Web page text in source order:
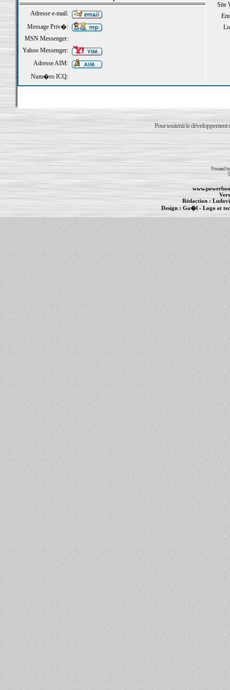
Site
Adresse e-mail:
Message Priv�:
MSN Messenger:
Yahoo Messenger:
Adresse AIM:
Num�ro ICQ:
Pour soutenir le développement
Powered
Rédaction :
Design :Ga�l - Logo et
PowerBook- MacBook Pro